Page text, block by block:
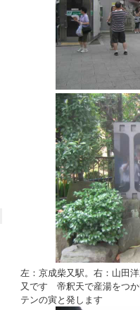
左：京成柴又駅。右：山田
又です 帝釈天で産湯を
テンの寅と発します